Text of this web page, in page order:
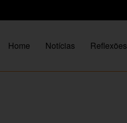
Home Notícias Reflexões